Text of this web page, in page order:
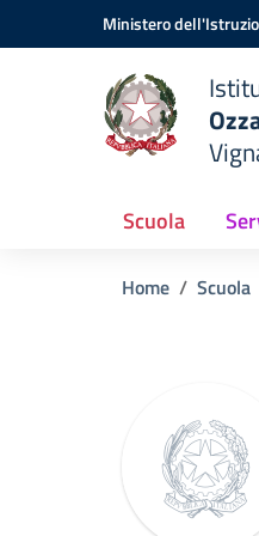
Vai ai contenuti
Vai al menu di navigazione
Ministero
Scuola
Home Scuola